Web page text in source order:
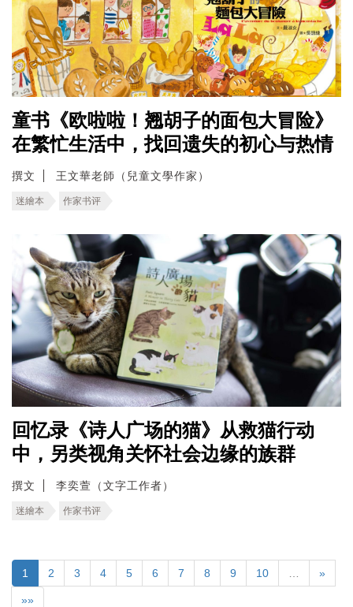
童书《欧啦啦！翘胡子的面包大冒险》
在繁忙生活中，找回遗失的初心与热情
撰文 王文華老師（兒童文學作家）
迷繪本 作家书评
回忆录《诗人广场的猫》从救猫行动
中，另类视角关怀社会边缘的族群
撰文 李奕萱（文字工作者）
迷繪本 作家书评
1 2 3 4 5 6 7 8 9 10 »
»»